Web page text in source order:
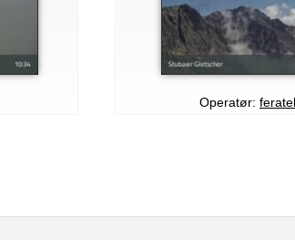
Operatør: